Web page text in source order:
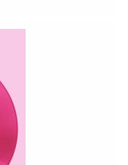
au mieux la